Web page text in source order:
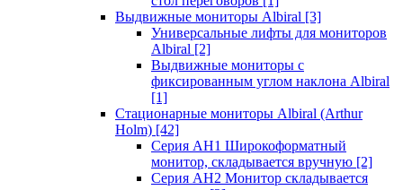
Выдвижные мониторы Albiral [3]
Универсальные лифты для мониторов
Albiral [2]
Выдвижные мониторы с
фиксированным углом наклона Albiral
[1]
Стационарные мониторы Albiral (Arthur
Holm) [42]
Серия AH1 Широкоформатный
монитор, складывается вручную [2]
Серия AH2 Монитор складывается